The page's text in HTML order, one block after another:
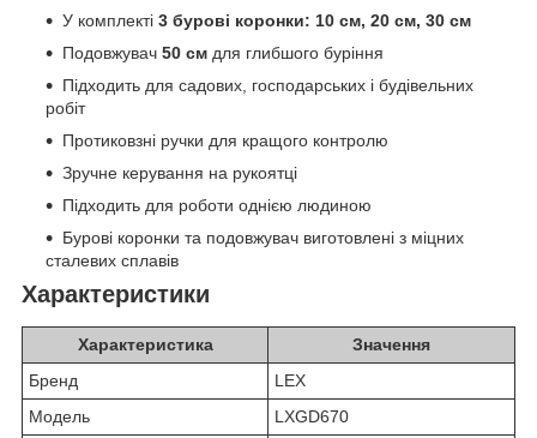
У комплекті 3 бурові коронки: 10 см, 20 см, 30 см
Подовжувач 50 см для глибшого буріння
Підходить для садових, господарських і будівельних
робіт
Протиковзні ручки для кращого контролю
Зручне керування на рукоятці
Підходить для роботи однією людиною
Бурові коронки та подовжувач виготовлені з міцних
сталевих сплавів
Характеристики
Характеристика
Значення
Бренд
LEX
Модель
LXGD670